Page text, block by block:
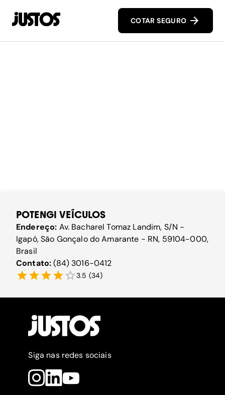
COTAR SEGURO
POTENGI VEÍCULOS
Endereço: Av. Bacharel Tomaz Landim, S/N -
Igapó, São Gonçalo do Amarante - RN, 59104-000,
Brasil
Contato:(84) 3016-0412
3.5 (34)
Siga nas redes sociais